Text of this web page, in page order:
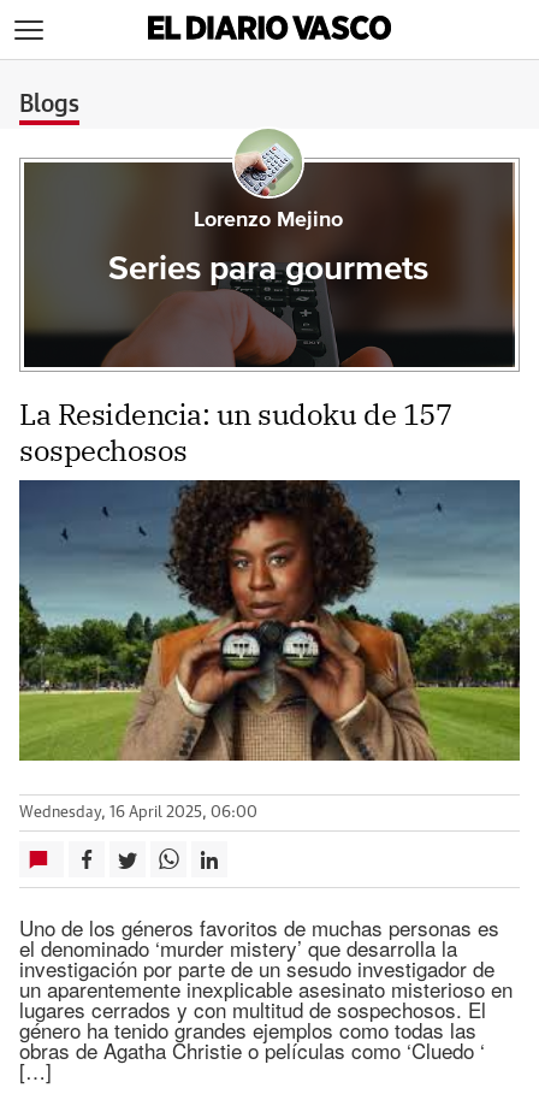
Blogs
Lorenzo Mejino
Series para gourmets
La Residencia: un sudoku de 157
sospechosos
Wednesday, 16 April 2025, 06:00
Uno de los géneros favoritos de muchas personas es
el denominado ‘murder mistery’ que desarrolla la
investigación por parte de un sesudo investigador de
un aparentemente inexplicable asesinato misterioso en
lugares cerrados y con multitud de sospechosos. El
género ha tenido grandes ejemplos como todas las
obras de Agatha Christie o películas como ‘Cluedo ‘
[…]